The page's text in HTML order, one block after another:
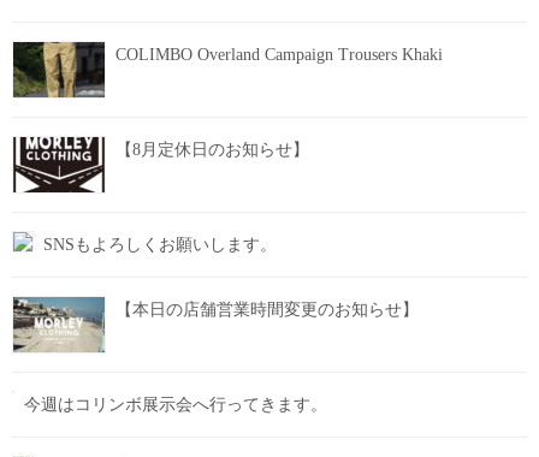
COLIMBO Overland Campaign Trousers Khaki
【8月定休日のお知らせ】
SNSもよろしくお願いします。
【本日の店舗営業時間変更のお知らせ】
今週はコリンボ展示会へ行ってきます。